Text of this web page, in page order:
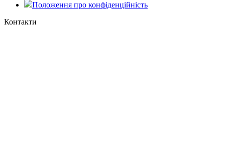
Положення про конфіденційність
Контакти